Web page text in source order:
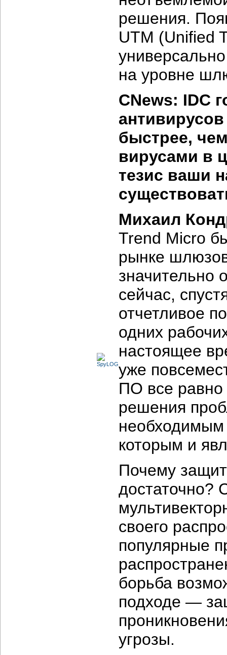
решения.
UTM (Unified
на уровне
CNews: IDC
быстрее,
вирусами в
тезис ваши
Михаил
Trend Micro
рынке
значительно
сейчас,
отчетливое
одних
настоящее
уже
ПО все равно
решения
необходимым
которым и
Почему
достаточно?
своего
популярные
борьба
подходе —
угрозы.